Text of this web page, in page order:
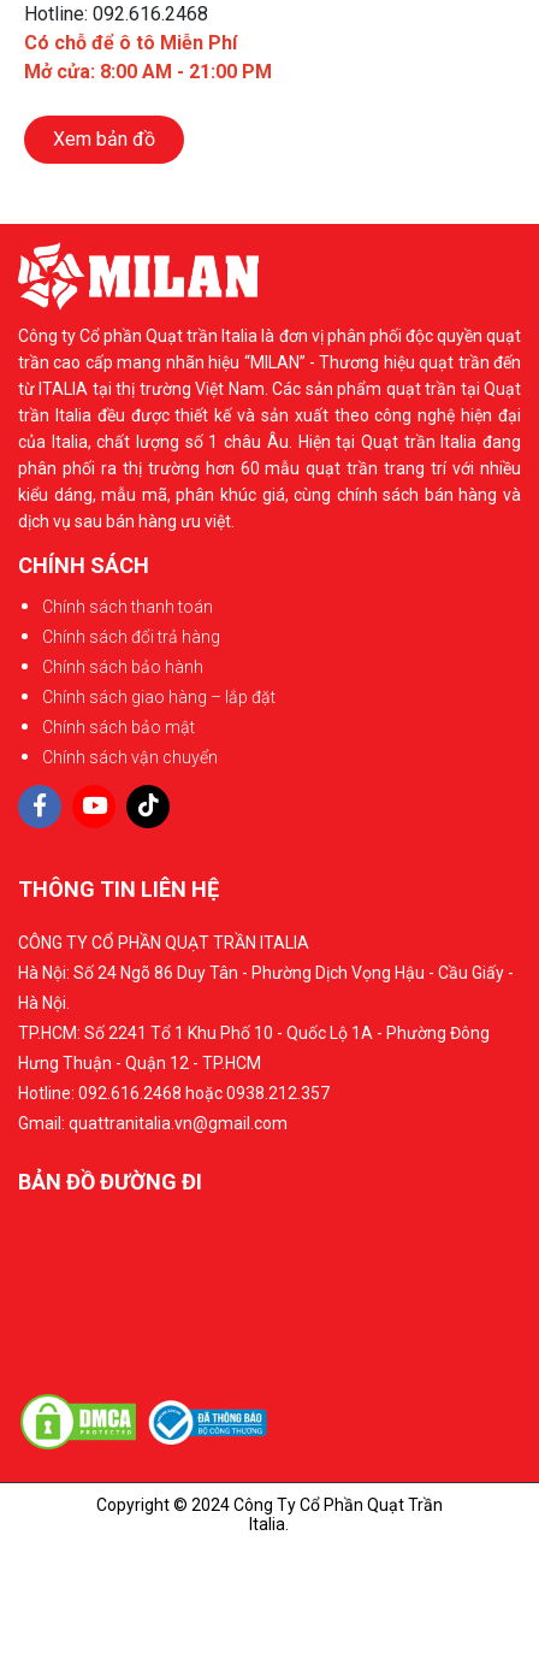
Hotline: 092.616.2468
Có chỗ để ô tô Miễn Phí
Mở cửa: 8:00 AM - 21:00 PM
Xem bản đồ
Công ty Cổ phần Quạt trần Italia là đơn vị phân phối độc quyền quạt
trần cao cấp mang nhãn hiệu “MILAN” - Thương hiệu quạt trần đến
từ ITALIA tại thị trường Việt Nam. Các sản phẩm quạt trần tại Quạt
trần Italia đều được thiết kế và sản xuất theo công nghệ hiện đại
của Italia, chất lượng số 1 châu Âu. Hiện tại Quạt trần Italia đang
phân phối ra thị trường hơn 60 mẫu quạt trần trang trí với nhiều
kiểu dáng, mẫu mã, phân khúc giá, cùng chính sách bán hàng và
dịch vụ sau bán hàng ưu việt.
CHÍNH SÁCH
Chính sách thanh toán
Chính sách đổi trả hàng
Chính sách bảo hành
Chính sách giao hàng – lắp đặt
Chính sách bảo mật
Chính sách vận chuyển
THÔNG TIN LIÊN HỆ
CÔNG TY CỔ PHẦN QUẠT TRẦN ITALIA
Hà Nội: Số 24 Ngõ 86 Duy Tân - Phường Dịch Vọng Hậu - Cầu Giấy -
Hà Nội.
TP.HCM: Số 2241 Tổ 1 Khu Phố 10 - Quốc Lộ 1A - Phường Đông
Hưng Thuận - Quận 12 - TP.HCM
Hotline: 092.616.2468 hoặc 0938.212.357
Gmail: quattranitalia.vn@gmail.com
BẢN ĐỒ ĐƯỜNG ĐI
Copyright © 2024 Công Ty Cổ Phần Quạt Trần
Italia.